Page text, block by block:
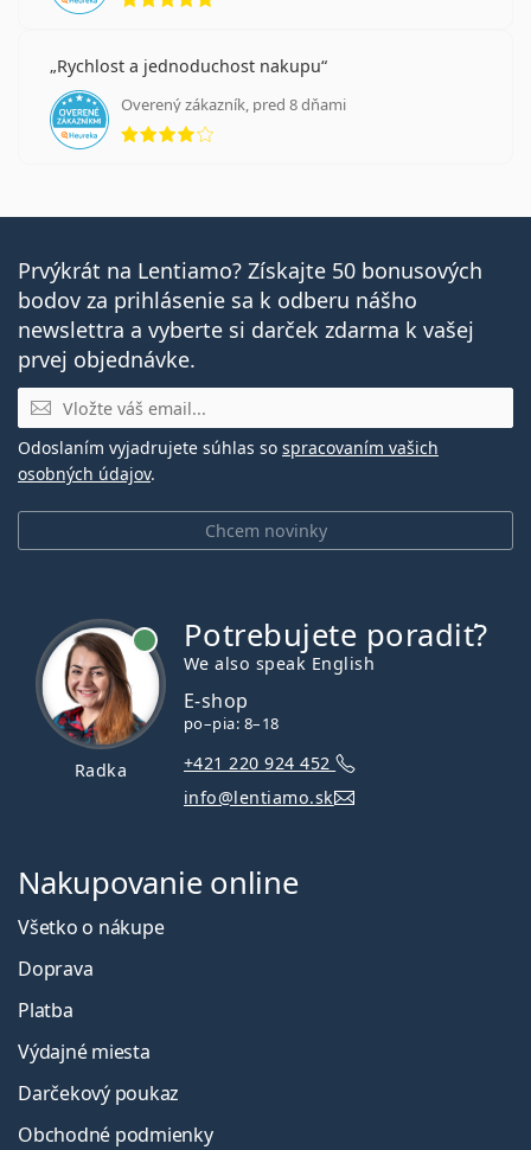
Rychlost a jednoduchost nakupu
Overený zákazník, pred 8 dňami
hodnotenie 4 z 5
Prvýkrát na Lentiamo? Získajte 50 bonusových
bodov za prihlásenie sa k odberu nášho
newslettra a vyberte si darček zdarma k vašej
prvej objednávke.
E-mail
Chcem novinky
Odoslaním vyjadrujete súhlas so spracovaním vašich
osobných údajov.
Radka
Potrebujete poradiť?
We also speak English
E-shop
po–pia: 8–18
+421 220 924 452
info@lentiamo.sk
Nakupovanie online
Všetko o nákupe
Doprava
Platba
Výdajné miesta
Darčekový poukaz
Obchodné podmienky